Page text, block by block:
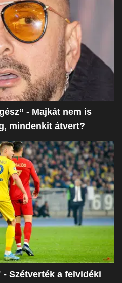
- Majkát nem is
mindenkit átvert?
Szétverték a felvidéki